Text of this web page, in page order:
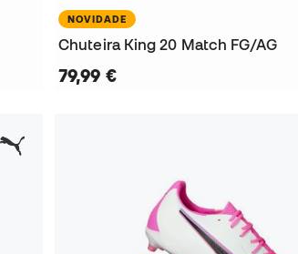
NOVIDADE
Chuteira King 20 Match FG/AG
79,99 €